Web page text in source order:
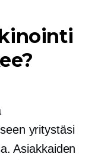
yritystäsi
Asiakkaiden